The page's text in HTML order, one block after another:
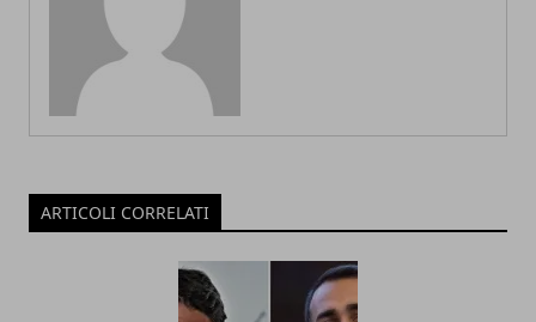
ARTICOLI CORRELATI